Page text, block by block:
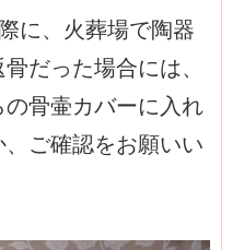
に、火葬場で陶器
だった場合には、
骨壷カバーに入れ
ご確認をお願いい